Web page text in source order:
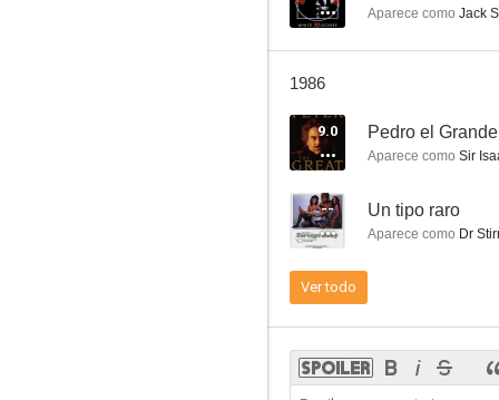
7.1
Aparece como Jack
1986
9.0 Pedro el Grande
Aparece como Sir
-- Un tipo raro
Aparece como Dr
Ver todo